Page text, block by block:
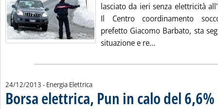
lasciato da ieri senza elettricità
Il Centro coordinamento
prefetto Giacomo Barbato, sta
situazione e re...
24/12/2013 - Energia Elettrica
Borsa elettrica, Pun in calo del 6,6%